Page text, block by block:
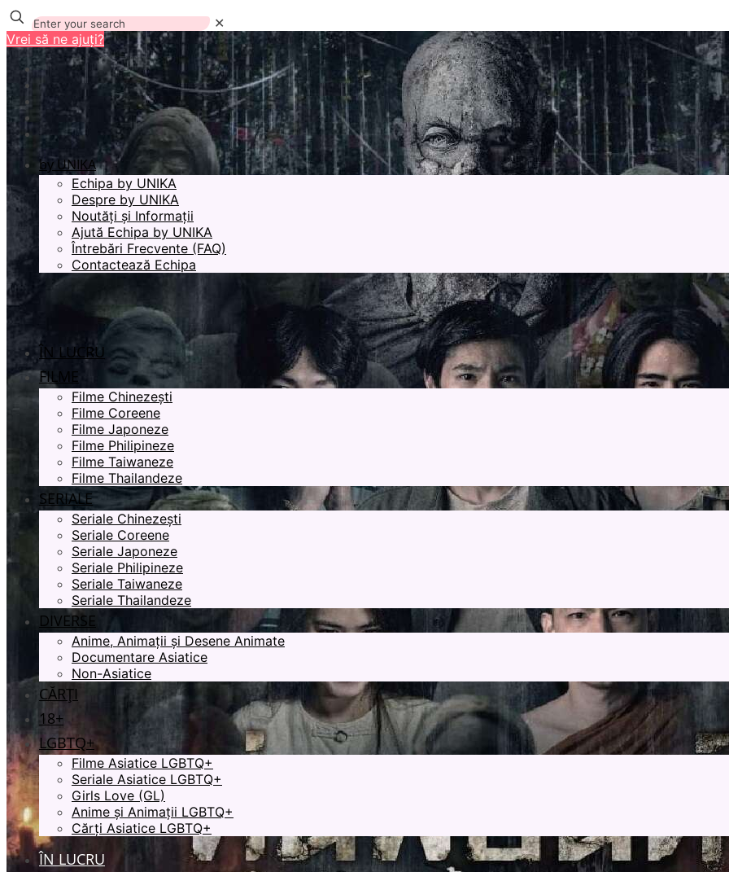
✕
Vrei să ne ajuți?
by UNIKA
Echipa by UNIKA
Despre by UNIKA
Noutăți și Informații
Ajută Echipa by UNIKA
Întrebări Frecvente (FAQ)
Contactează Echipa
ÎN LUCRU
FILME
Filme Chinezești
Filme Coreene
Filme Japoneze
Filme Philipineze
Filme Taiwaneze
Filme Thailandeze
SERIALE
Seriale Chinezești
Seriale Coreene
Seriale Japoneze
Seriale Philipineze
Seriale Taiwaneze
Seriale Thailandeze
DIVERSE
Anime, Animații și Desene Animate
Documentare Asiatice
Non-Asiatice
CĂRȚI
18+
LGBTQ+
Filme Asiatice LGBTQ+
Seriale Asiatice LGBTQ+
Girls Love (GL)
Anime și Animații LGBTQ+
Cărți Asiatice LGBTQ+
ÎN LUCRU